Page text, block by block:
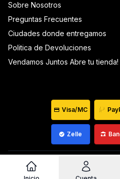
Sobre Nosotros
Preguntas Frecuentes
Ciudades donde entregamos
Politica de Devoluciones
Vendamos Juntos Abre tu tienda!
Visa/MC
Zelle
Venezuela ©
Desarrollado por